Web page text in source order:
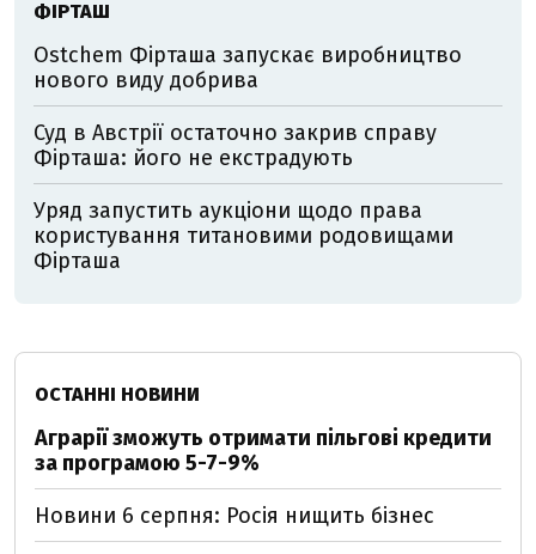
ФІРТАШ
Ostchem Фірташа запускає виробництво
нового виду добрива
Суд в Австрії остаточно закрив справу
Фірташа: його не екстрадують
Уряд запустить аукціони щодо права
користування титановими родовищами
Фірташа
ОСТАННІ НОВИНИ
Аграрії зможуть отримати пільгові кредити
за програмою 5-7-9%
Новини 6 серпня: Росія нищить бізнес